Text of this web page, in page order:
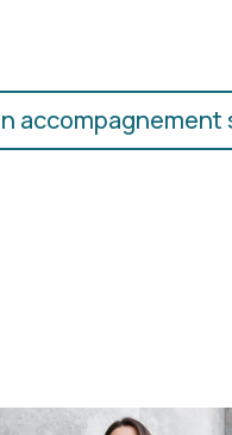
accompagnement